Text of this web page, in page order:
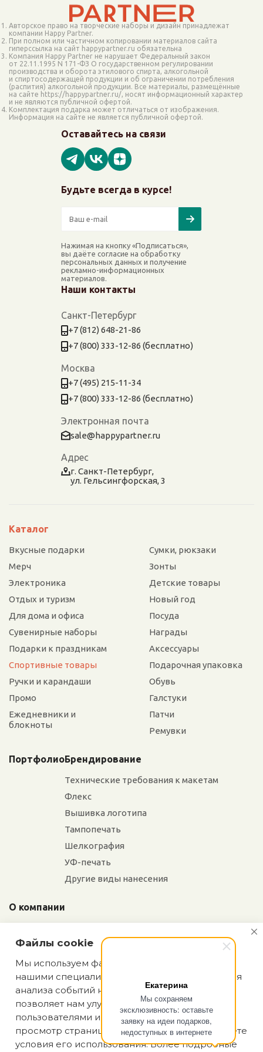
Екатерина
Мы сохраняем
эксклюзивность: оставьте
заявку на идеи подарков,
недоступных в интернете
Авторское право на творческие наборы и дизайн принадлежат
компании Happy Partner.
При полном или частичном копировании материалов сайта
гиперссылка на сайт happypartner.ru обязательна
Компания Happy Partner не нарушает Федеральный закон
от 22.11.1995 N 171-ФЗ О государственном регулировании
производства и оборота этилового спирта, алкогольной
и спиртосодержащей продукции и об ограничении потребления
(распития) алкогольной продукции. Все материалы, размещённые
на сайте https://happypartner.ru/, носят информационный характер
и не являются публичной офертой.
Комплектация подарка может отличаться от изображения.
Информация на сайте не является публичной офертой.
Оставайтесь на связи
Будьте всегда в курсе!
Нажимая на кнопку «Подписаться»,
вы даёте согласие на обработку
персональных данных и получение
рекламно-информационных
материалов.
Наши контакты
Санкт-Петербург
+7 (812) 648-21-86
+7 (800) 333-12-86 (бесплатно)
Москва
+7 (495) 215-11-34
+7 (800) 333-12-86 (бесплатно)
Электронная почта
sale@happypartner.ru
Адрес
г. Санкт-Петербург,
ул. Гельсингфорская, 3
Каталог
Вкусные подарки
Мерч
Электроника
Отдых и туризм
Для дома и офиса
Сувенирные наборы
Подарки к праздникам
Спортивные товары
Ручки и карандаши
Промо
Ежедневники и
блокноты
Сумки, рюкзаки
Зонты
Детские товары
Новый год
Посуда
Награды
Аксессуары
Подарочная упаковка
Обувь
Галстуки
Патчи
Ремувки
ПортфолиоБрендирование
Технические требования к макетам
Флекс
Вышивка логотипа
Тампопечать
Шелкография
УФ-печать
Другие виды нанесения
О компании
Сотрудники
Сотрудничество
Вакансии
Файлы cookie
Мы используем файлы cookie, разработанные
нашими специалистами и третьими лицами, для
анализа событий на нашем веб-сайте, что
позволяет нам улучшать взаимодействие с
пользователями и обслуживание. Продолжая
просмотр страниц нашего сайта, вы принимаете
условия его использования. Более подробные